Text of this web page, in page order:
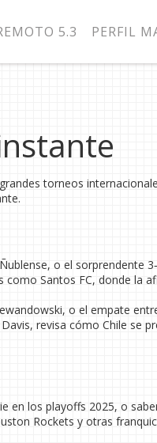
5.3 PERFIL
torneos
o el sorprendente
como Santos FC, donde la
o el empate
revisa cómo Chile se
en los playoffs 2025, o
Rockets y otras